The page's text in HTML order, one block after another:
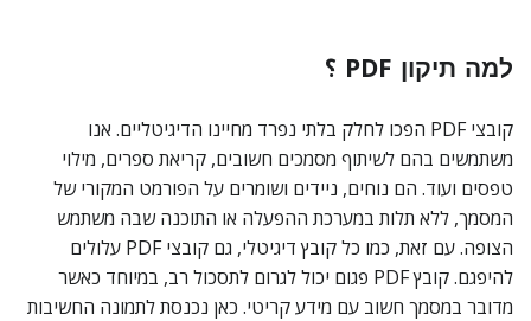
למה תיקון PDF ؟
קובצי PDF הפכו לחלק בלתי נפרד מחיינו הדיגיטליים. אנו
משתמשים בהם לשיתוף מסמכים חשובים, קריאת ספרים, מילוי
טפסים ועוד. הם נוחים, ניידים ושומרים על הפורמט המקורי של
המסמך, ללא תלות במערכת ההפעלה או התוכנה שבה משתמש
הצופה. עם זאת, כמו כל קובץ דיגיטלי, גם קובצי PDF עלולים
להיפגם. קובץ PDF פגום יכול לגרום לתסכול רב, במיוחד כאשר
מדובר במסמך חשוב עם מידע קריטי. כאן נכנסת לתמונה החשיבות